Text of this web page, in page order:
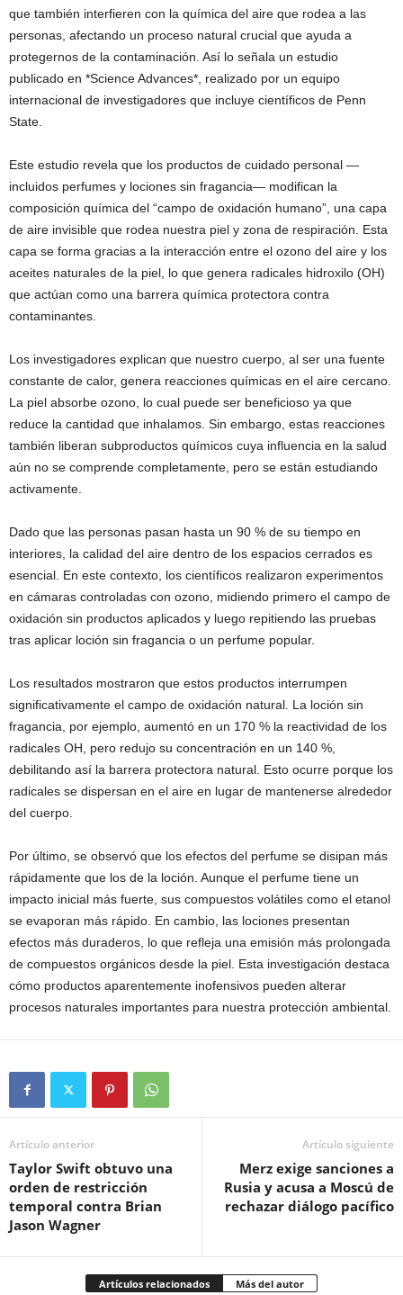
que también interfieren con la química del aire que rodea a las
personas, afectando un proceso natural crucial que ayuda a
protegernos de la contaminación. Así lo señala un estudio
publicado en *Science Advances*, realizado por un equipo
internacional de investigadores que incluye científicos de Penn
State.
Este estudio revela que los productos de cuidado personal —
incluidos perfumes y lociones sin fragancia— modifican la
composición química del “campo de oxidación humano”, una capa
de aire invisible que rodea nuestra piel y zona de respiración. Esta
capa se forma gracias a la interacción entre el ozono del aire y los
aceites naturales de la piel, lo que genera radicales hidroxilo (OH)
que actúan como una barrera química protectora contra
contaminantes.
Los investigadores explican que nuestro cuerpo, al ser una fuente
constante de calor, genera reacciones químicas en el aire cercano.
La piel absorbe ozono, lo cual puede ser beneficioso ya que
reduce la cantidad que inhalamos. Sin embargo, estas reacciones
también liberan subproductos químicos cuya influencia en la salud
aún no se comprende completamente, pero se están estudiando
activamente.
Dado que las personas pasan hasta un 90 % de su tiempo en
interiores, la calidad del aire dentro de los espacios cerrados es
esencial. En este contexto, los científicos realizaron experimentos
en cámaras controladas con ozono, midiendo primero el campo de
oxidación sin productos aplicados y luego repitiendo las pruebas
tras aplicar loción sin fragancia o un perfume popular.
Los resultados mostraron que estos productos interrumpen
significativamente el campo de oxidación natural. La loción sin
fragancia, por ejemplo, aumentó en un 170 % la reactividad de los
radicales OH, pero redujo su concentración en un 140 %,
debilitando así la barrera protectora natural. Esto ocurre porque los
radicales se dispersan en el aire en lugar de mantenerse alrededor
del cuerpo.
Por último, se observó que los efectos del perfume se disipan más
rápidamente que los de la loción. Aunque el perfume tiene un
impacto inicial más fuerte, sus compuestos volátiles como el etanol
se evaporan más rápido. En cambio, las lociones presentan
efectos más duraderos, lo que refleja una emisión más prolongada
de compuestos orgánicos desde la piel. Esta investigación destaca
cómo productos aparentemente inofensivos pueden alterar
procesos naturales importantes para nuestra protección ambiental.
Artículo anterior
Taylor Swift obtuvo una
orden de restricción
temporal contra Brian
Jason Wagner
Artículo siguiente
Merz exige sanciones a
Rusia y acusa a Moscú de
rechazar diálogo pacífico
Artículos relacionados Más del autor